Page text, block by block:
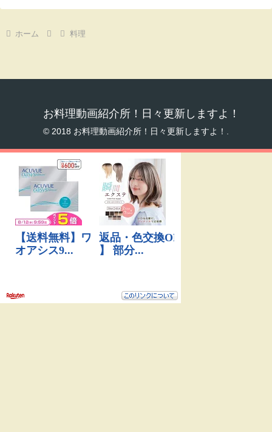
ホーム 料理
お料理動画紹介所！日々更新しますよ！
© 2018 お料理動画紹介所！日々更新しますよ！.